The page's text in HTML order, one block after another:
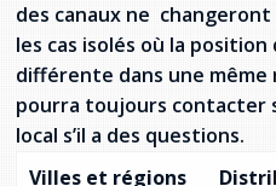
Stacy Smith
Nancy Dillon
Clare Halleran
des canaux ne
les cas isolés où la
différente dans une
pourra toujours contacter
local s’il a des questions.
Villes et régions